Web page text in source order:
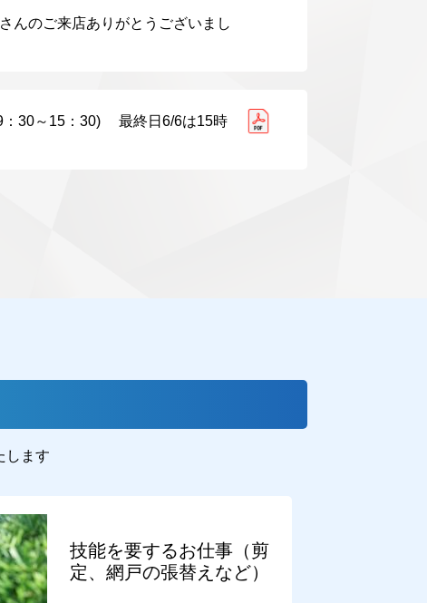
んのご来店ありがとうございまし
：30～15：30) 最終日6/6は15時
します
技能を要するお仕事（剪
定、網戸の張替えなど）